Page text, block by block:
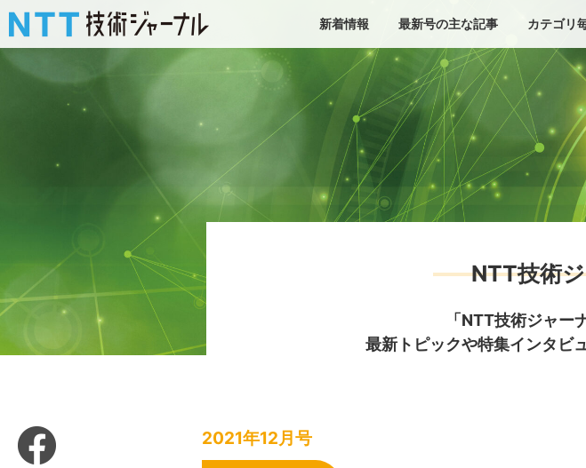
新着情報 最新号の主な記事 カテゴリ
NTT技術
「NTT技術ジャー
最新トピックや特集インタビ
2021年12月号